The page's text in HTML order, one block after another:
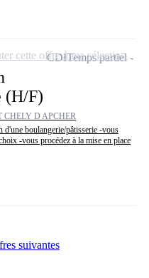
(H/F)
CHELY D APCHER
d'une boulangerie/pâtisserie -vous
-vous procédez à la mise en place
CDITemps partiel
cette offre à ma sélection
suivantes